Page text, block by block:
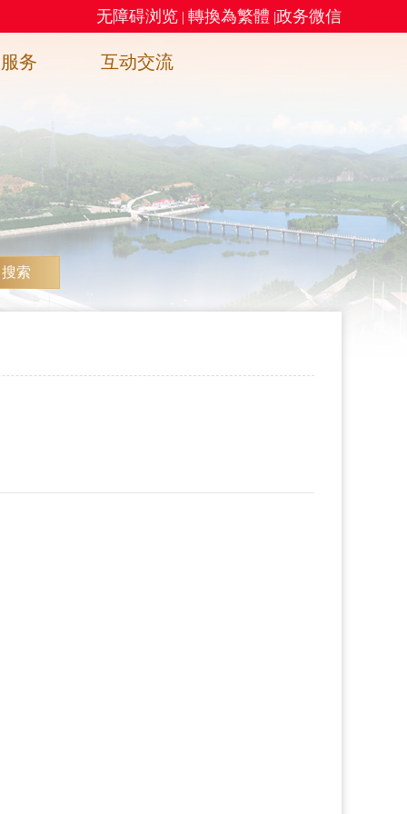
无障碍浏览 | 轉換為繁體 |政务微信
务 互动交流
搜索